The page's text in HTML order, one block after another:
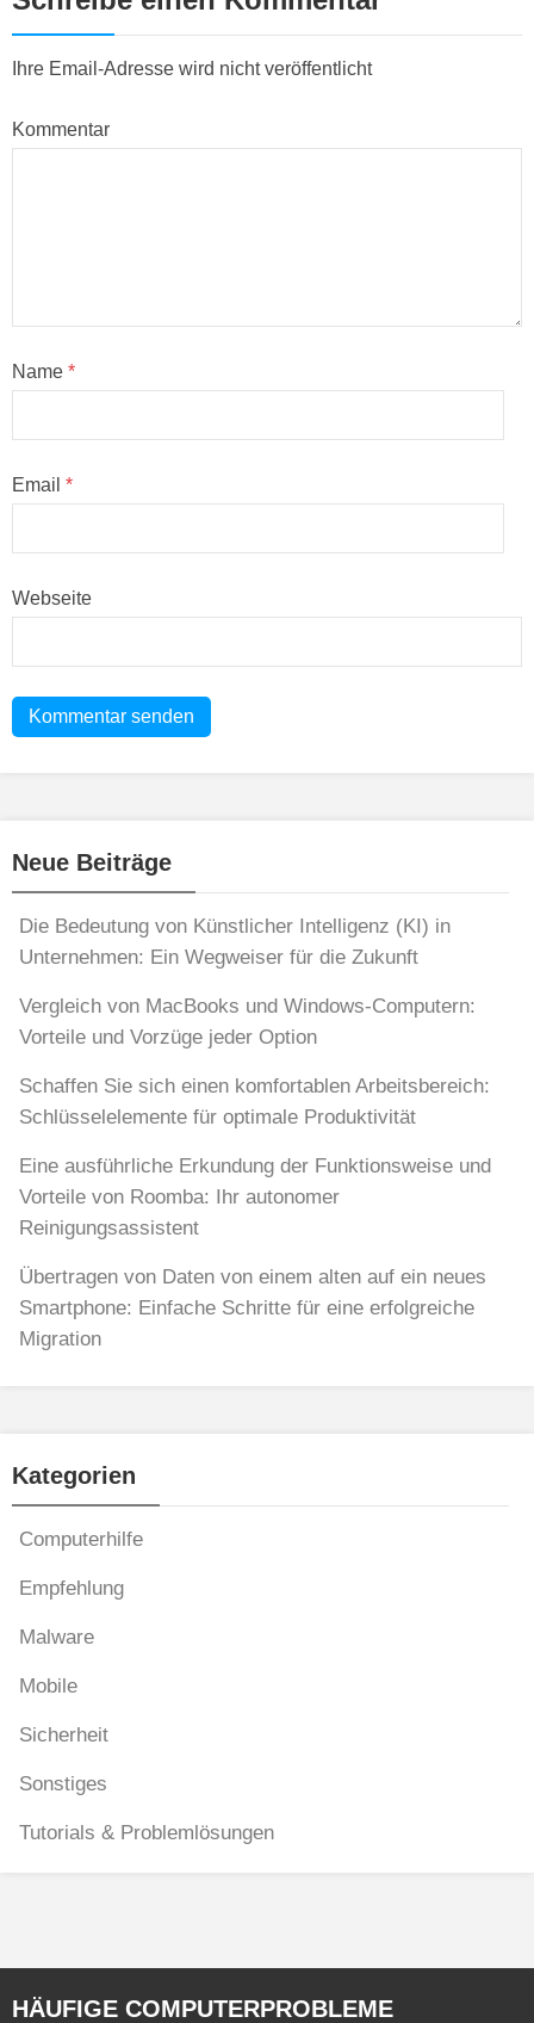
Ihre Email-Adresse wird nicht veröffentlicht
Kommentar
Name *
Email *
Webseite
Neue Beiträge
Die Bedeutung von Künstlicher Intelligenz (KI) in
Unternehmen: Ein Wegweiser für die Zukunft
Vergleich von MacBooks und Windows-Computern:
Vorteile und Vorzüge jeder Option
Schaffen Sie sich einen komfortablen Arbeitsbereich:
Schlüsselelemente für optimale Produktivität
Eine ausführliche Erkundung der Funktionsweise und
Vorteile von Roomba: Ihr autonomer
Reinigungsassistent
Übertragen von Daten von einem alten auf ein neues
Smartphone: Einfache Schritte für eine erfolgreiche
Migration
Kategorien
Computerhilfe
Empfehlung
Malware
Mobile
Sicherheit
Sonstiges
Tutorials & Problemlösungen
HÄUFIGE COMPUTERPROBLEME